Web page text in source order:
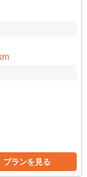
プランを見る